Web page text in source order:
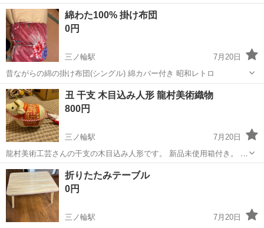
合わせやすい 《神谷町駅徒歩3分》 オランダヒルズ森タワーの駐車場
で 車両の案内・誘導をお任せ◎ 15:00までのシフトもあるからプライ
ベートも大事にでき...
東京 台東区 三ノ輪駅 警備員
綿わた100% 掛け布団
0円
三ノ輪駅
7月20日
昔ながらの綿の掛け布団(シングル) 綿カバー付き 昭和レトロ
東京 荒川区 三ノ輪駅 寝具
丑 干支 木目込み人形 龍村美術織物
800円
三ノ輪駅
7月20日
龍村美術工芸さんの干支の木目込み人形です。 新品未使用箱付き。 と
てもよくできていています。
東京 台東区 三ノ輪駅 インテリア雑貨/小物
折りたたみテーブル
0円
三ノ輪駅
7月20日